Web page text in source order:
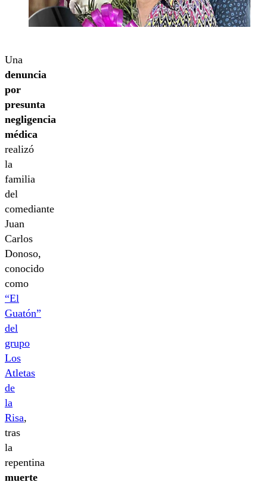
Una
denuncia
por
presunta
negligencia
médica
realizó
la
familia
del
comediante
Juan
Carlos
Donoso,
conocido
como
“El
Guatón”
del
grupo
Los
Atletas
de
la
Risa,
tras
la
repentina
muerte